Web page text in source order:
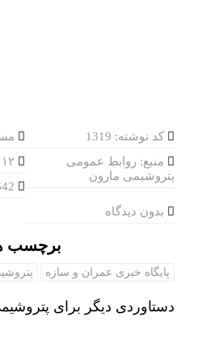
کد نوشته: 1319
منبع: روابط عمومی
پتروشیمی مارون
بدون دیدگاه
برچسب
پایگاه خبری عمران و سازه
دستاوردی دیگر برای